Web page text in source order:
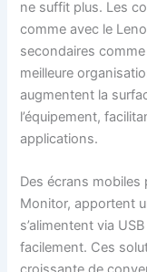
ne suffit plus. Les
comme avec le
secondaires comme
meilleure
augmentent la
l’équipement,
applications.
Des écrans mobiles
Monitor, apportent
s’alimentent via
facilement. Ces